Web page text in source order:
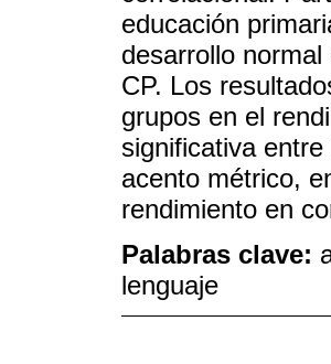
educación
desarrollo
CP. Los
grupos en el
significativa
acento métrico,
rendimiento en
Palabras clave:
lenguaje